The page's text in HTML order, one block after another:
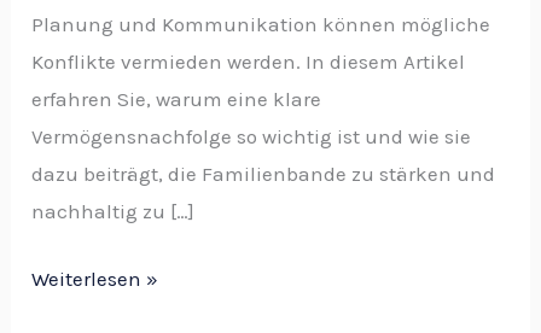
Planung und Kommunikation können mögliche
Konflikte vermieden werden. In diesem Artikel
erfahren Sie, warum eine klare
Vermögensnachfolge so wichtig ist und wie sie
dazu beiträgt, die Familienbande zu stärken und
nachhaltig zu […]
Weiterlesen »